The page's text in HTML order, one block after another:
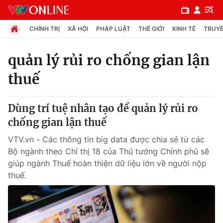
Chuyên mục
Chính trị
Xã hội
Pháp luật
Y tế
Thế giới
CHÍNH TRỊ XÃ HỘI PHÁP LUẬT THẾ GIỚI KINH TẾ
quản lý rủi ro chống gian lận
thuế
Dùng trí tuệ nhân tạo để quản lý rủi ro
chống gian lận thuế
VTV.vn - Các thông tin big data được chia sẻ từ các
Bộ ngành theo Chỉ thị 18 của Thủ tướng Chính phủ sẽ
giúp ngành Thuế hoàn thiện dữ liệu lớn về người nộp
thuế.